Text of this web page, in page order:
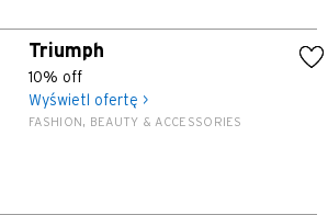
Triumph
10% off
Wyświetl ofertę >
FASHION, BEAUTY & ACCESSORIES